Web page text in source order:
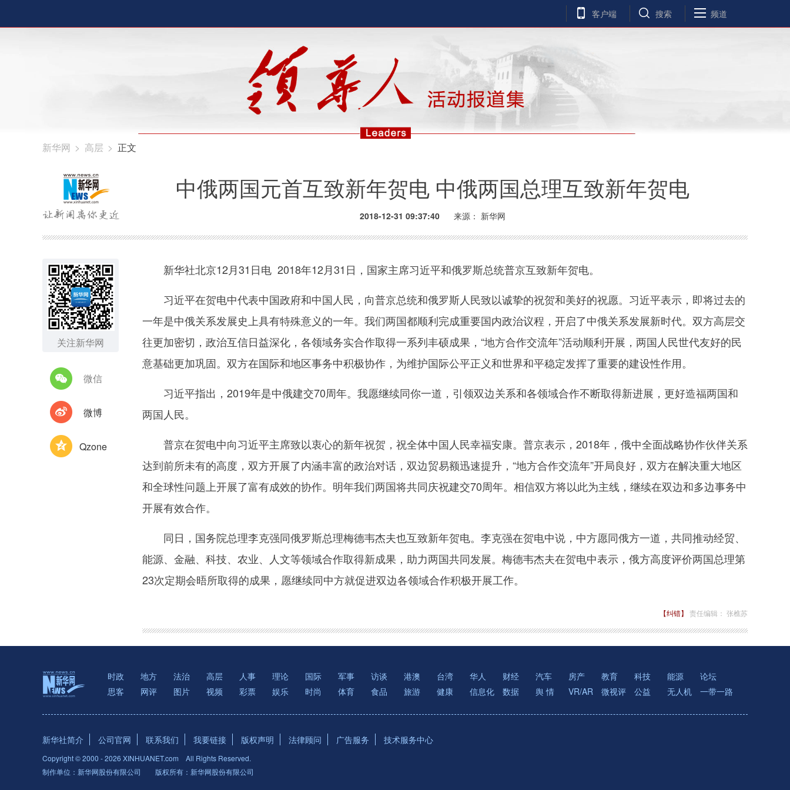
客户端 搜索 频道
新华网 > 高层 > 正文
中俄两国元首互致新年贺电 中俄两国总理互致新年贺电
2018-12-31 09:37:40 来源： 新华网
关注新华网
微信
微博
Qzone
新华社北京12月31日电 2018年12月31日，国家主席习近平和俄罗斯总统普京互致新年贺电。
习近平在贺电中代表中国政府和中国人民，向普京总统和俄罗斯人民致以诚挚的祝贺和美好的祝愿。习近平表示，即将过去的
一年是中俄关系发展史上具有特殊意义的一年。我们两国都顺利完成重要国内政治议程，开启了中俄关系发展新时代。双方高层交
往更加密切，政治互信日益深化，各领域务实合作取得一系列丰硕成果，“地方合作交流年”活动顺利开展，两国人民世代友好的民
意基础更加巩固。双方在国际和地区事务中积极协作，为维护国际公平正义和世界和平稳定发挥了重要的建设性作用。
习近平指出，2019年是中俄建交70周年。我愿继续同你一道，引领双边关系和各领域合作不断取得新进展，更好造福两国和
两国人民。
普京在贺电中向习近平主席致以衷心的新年祝贺，祝全体中国人民幸福安康。普京表示，2018年，俄中全面战略协作伙伴关系
达到前所未有的高度，双方开展了内涵丰富的政治对话，双边贸易额迅速提升，“地方合作交流年”开局良好，双方在解决重大地区
和全球性问题上开展了富有成效的协作。明年我们两国将共同庆祝建交70周年。相信双方将以此为主线，继续在双边和多边事务中
开展有效合作。
同日，国务院总理李克强同俄罗斯总理梅德韦杰夫也互致新年贺电。李克强在贺电中说，中方愿同俄方一道，共同推动经贸、
能源、金融、科技、农业、人文等领域合作取得新成果，助力两国共同发展。梅德韦杰夫在贺电中表示，俄方高度评价两国总理第
23次定期会晤所取得的成果，愿继续同中方就促进双边各领域合作积极开展工作。
【纠错】 责任编辑： 张樵苏
时政 地方 法治 高层 人事 理论 国际 军事 访谈 港澳 台湾 华人 财经 汽车 房产 教育 科技 能源
论坛
思客
网评 图片 视频 彩票 娱乐 时尚 体育 食品 旅游 健康 信息化 数据 舆 情 VR/AR 微视评 公益 无人机 一带一路
新华社简介 公司官网 联系我们 我要链接 版权声明 法律顾问 广告服务 技术服务中心
Copyright © 2000 -2026 XINHUANET.com All Rights Reserved.
制作单位：新华网股份有限公司 版权所有：新华网股份有限公司